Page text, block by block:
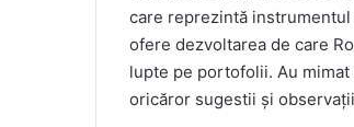
care reprezintă
ofere dezvoltarea de care
lupte pe portofolii. Au
oricăror sugestii și